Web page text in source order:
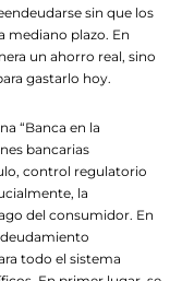
sin que los
mediano plazo. En
un ahorro real, sino
gastarlo hoy.
“Banca en la
bancarias
control regulatorio
la
del consumidor. En
todo el sistema